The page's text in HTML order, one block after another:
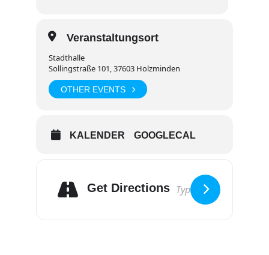
Veranstaltungsort
Stadthalle
Sollingstraße 101, 37603 Holzminden
OTHER EVENTS
KALENDER GOOGLECAL
Get Directions